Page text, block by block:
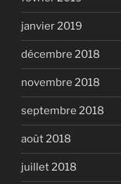
janvier 2019
décembre 2018
novembre 2018
septembre 2018
août 2018
juillet 2018